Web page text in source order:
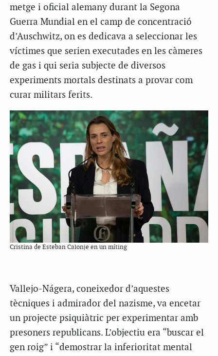
metge i oficial alemany durant la Segona
Guerra Mundial en el camp de concentració
d’Auschwitz, on es dedicava a seleccionar les
víctimes que serien executades en les càmeres
de gas i qui seria subjecte de diversos
experiments mortals destinats a provar com
curar militars ferits.
Cristina de Esteban Calonje en un míting
Vallejo-Nágera, coneixedor d’aquestes
tècniques i admirador del nazisme, va encetar
un projecte psiquiàtric per experimentar amb
presoners republicans. L’objectiu era “buscar el
gen roig” i “demostrar la inferioritat mental